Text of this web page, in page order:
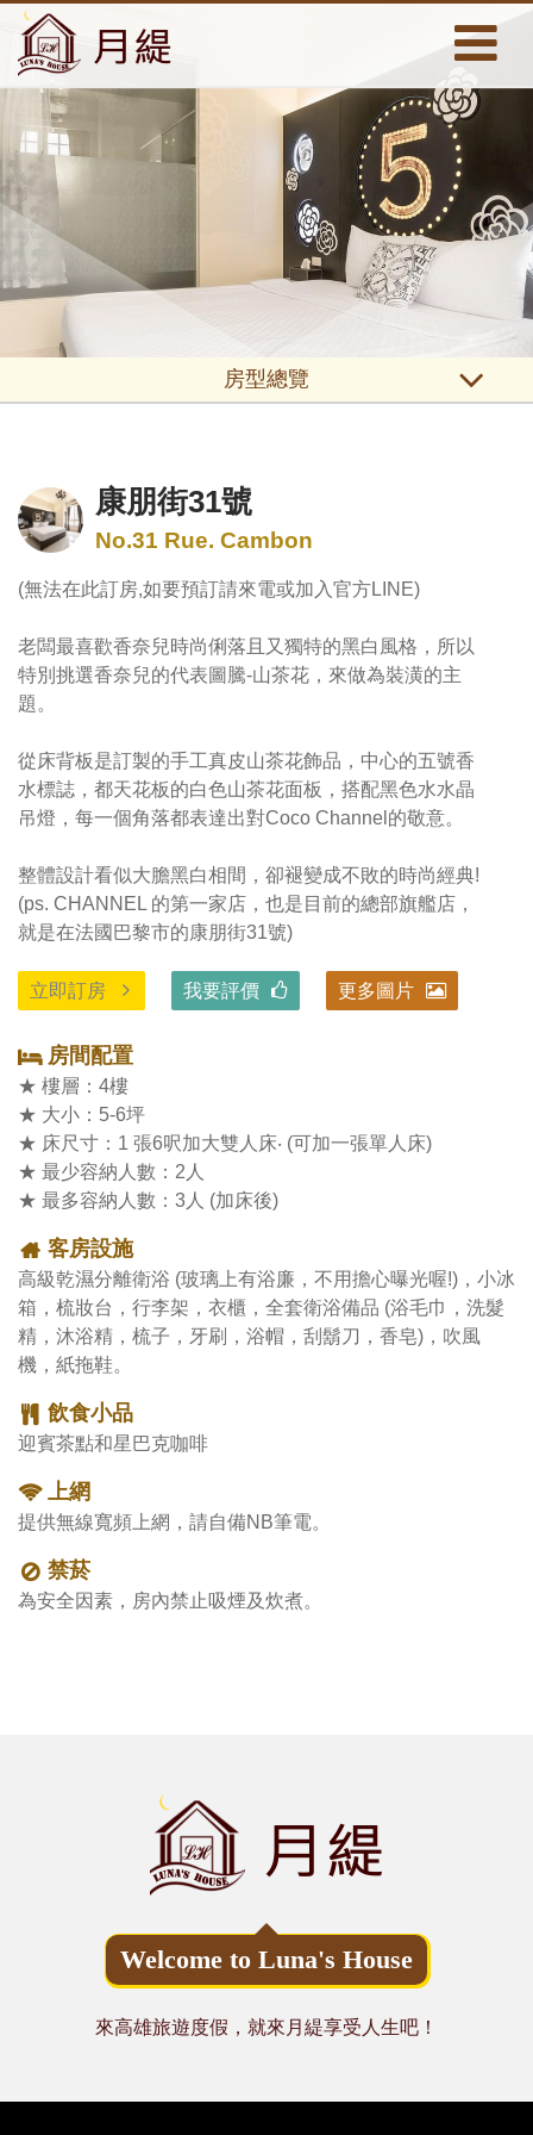
房型總覽
康朋街31號
No.31 Rue. Cambon
(無法在此訂房,如要預訂請來電或加入官方LINE)
老闆最喜歡香奈兒時尚俐落且又獨特的黑白風格，所以
特別挑選香奈兒的代表圖騰-山茶花，來做為裝潢的主
題。
從床背板是訂製的手工真皮山茶花飾品，中心的五號香
水標誌，都天花板的白色山茶花面板，搭配黑色水水晶
吊燈，每一個角落都表達出對Coco Channel的敬意。
整體設計看似大膽黑白相間，卻褪變成不敗的時尚經典!
(ps. CHANNEL 的第一家店，也是目前的總部旗艦店，
就是在法國巴黎市的康朋街31號)
立即訂房 我要評價 更多圖片
房間配置
★ 樓層：4樓
★ 大小：5-6坪
★ 床尺寸：1 張6呎加大雙人床‧ (可加一張單人床)
★ 最少容納人數：2人
★ 最多容納人數：3人 (加床後)
客房設施
高級乾濕分離衛浴 (玻璃上有浴廉，不用擔心曝光喔!)，小冰
箱，梳妝台，行李架，衣櫃，全套衛浴備品 (浴毛巾，洗髮
精，沐浴精，梳子，牙刷，浴帽，刮鬍刀，香皂)，吹風
機，紙拖鞋。
飲食小品
迎賓茶點和星巴克咖啡
上網
提供無線寬頻上網，請自備NB筆電。
禁菸
為安全因素，房內禁止吸煙及炊煮。
Welcome to Luna's House
來高雄旅遊度假，就來月緹享受人生吧！